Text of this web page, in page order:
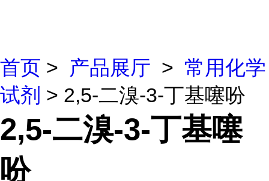
首页 > 产品展厅 > 常用化学
试剂 > 2,5-二溴-3-丁基噻吩
2,5-二溴-3-丁基噻
吩